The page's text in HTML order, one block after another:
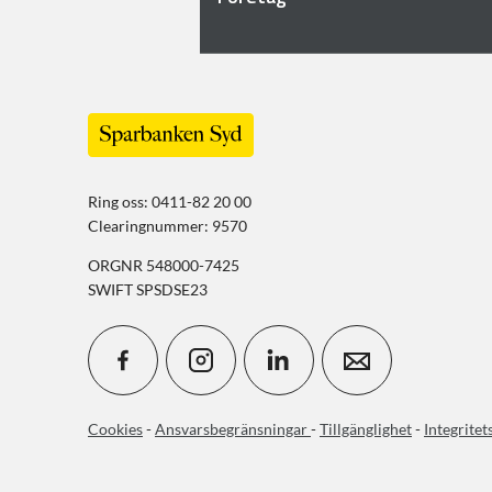
Ring oss: 0411-82 20 00
Clearingnummer: 9570
ORGNR 548000-7425
SWIFT SPSDSE23
Cookies-Ansvarsbegränsningar-Tillgänglighet-